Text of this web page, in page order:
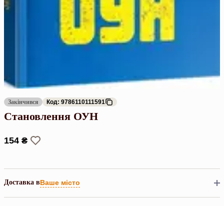
Закінчився Код: 9786110111591
Становлення ОУН
154 ₴
Доставка вВаше місто